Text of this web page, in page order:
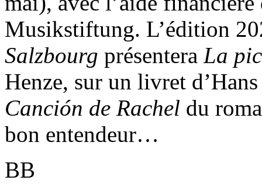
Musikstiftung. L’édition
Salzbourg présentera La
Henze, sur un livret
Canción de Rachel du
bon entendeur…
BB